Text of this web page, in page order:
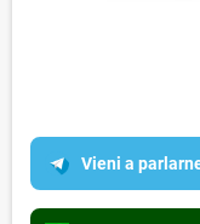
Vieni a